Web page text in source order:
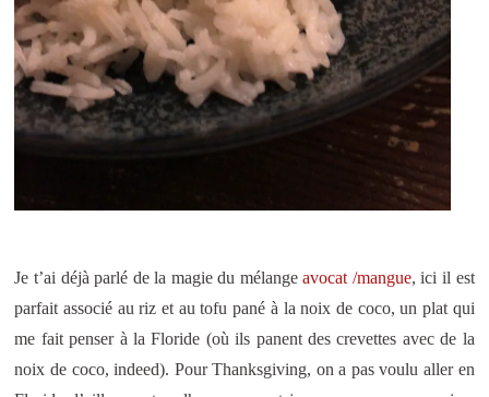
Je t’ai déjà parlé de la magie du mélangeavocat /mangue, ici il est
parfait associé au riz et au tofu pané à la noix de coco, un plat qui
me fait penser à la Floride (où ils panent des crevettes avec de la
noix de coco, indeed). Pour Thanksgiving, on a pas voulu aller en